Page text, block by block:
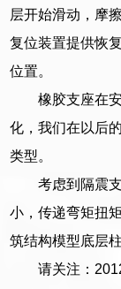
层开始滑动，摩
复位装置提供恢
位置。
橡胶支座在
化，我们在以后
类型。
考虑到隔震
小，传递弯矩扭
筑结构模型底层
请关注：